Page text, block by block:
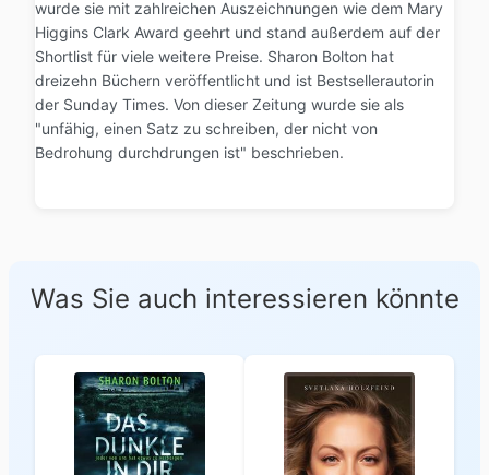
wurde sie mit zahlreichen Auszeichnungen wie dem Mary
Higgins Clark Award geehrt und stand außerdem auf der
Shortlist für viele weitere Preise. Sharon Bolton hat
dreizehn Büchern veröffentlicht und ist Bestsellerautorin
der Sunday Times. Von dieser Zeitung wurde sie als
"unfähig, einen Satz zu schreiben, der nicht von
Bedrohung durchdrungen ist" beschrieben.
Was Sie auch interessieren könnte